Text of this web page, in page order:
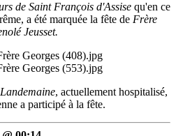
de Saint François d'Assise qu'en ce
a été marquée la fête de Frère
Jeusset.
, actuellement hospitalisé,
a participé à la fête.